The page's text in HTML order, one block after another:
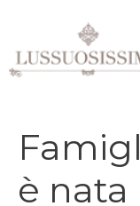
contenuto
è